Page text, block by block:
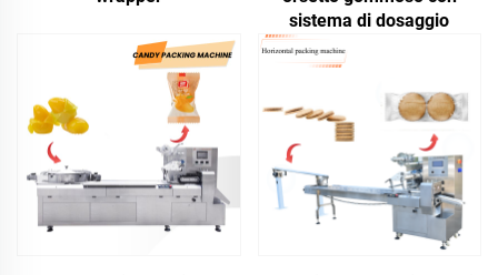
sistema di dosaggio